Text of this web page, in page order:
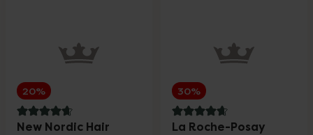
20%
4.8 av 5 i omdöme
New Nordic Hair
30%
4.8 av 5 i omdöme
La Roche-Posay